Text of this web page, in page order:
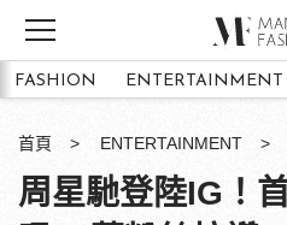
FASHION ENTERTAINMENT
首頁 ENTERTAINMENT
周星馳登陸IG！